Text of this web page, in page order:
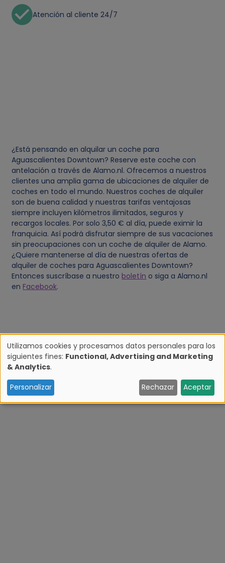
Atención al cliente 24/7
¿Está pensando en alquilar un coche para
Aguascalientes Downtown? Reserve este coche con
antelación a través de Alamo.nl. Ofrecemos a nuestros
clientes una amplia gama de ubicaciones de alquiler de
coches en todo el mundo. Nuestros coches de alquiler
son de buena calidad y nuestras tarifas ventajosas
siempre incluyen kilómetros ilimitados, seguros y
recargos locales. Por solo 3,50 € al día, puede eximir la
franquicia. Así podrá disfrutar siempre de sus vacaciones
sin preocupaciones con un coche de alquiler de Alamo.
¿Quiere mantenerse al día de nuestras ofertas de
alquiler de coches para Aguascalientes Downtown?
Entonces suscríbase a nuestro boletín o siga a Alamo.nl
en Facebook.
U
s
o
Utilizamos cookies y procesamos datos personales para los
siguientes fines: Functional, Advertising and Marketing
& Analytics.
Personalizar Rechazar Aceptar